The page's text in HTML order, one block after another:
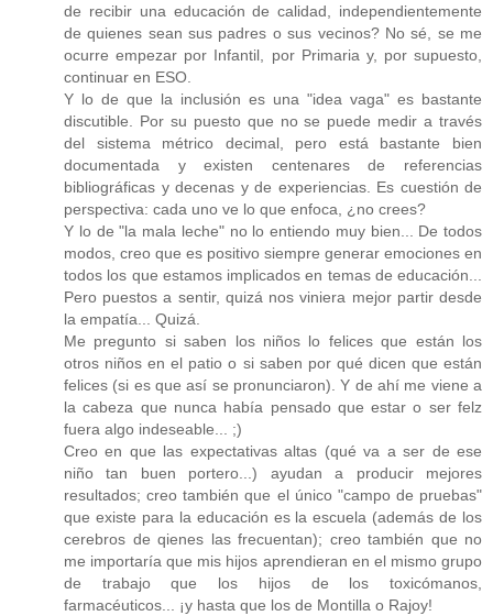
de recibir una educación de calidad, independientemente
de quienes sean sus padres o sus vecinos? No sé, se me
ocurre empezar por Infantil, por Primaria y, por supuesto,
continuar en ESO.
Y lo de que la inclusión es una "idea vaga" es bastante
discutible. Por su puesto que no se puede medir a través
del sistema métrico decimal, pero está bastante bien
documentada y existen centenares de referencias
bibliográficas y decenas y de experiencias. Es cuestión de
perspectiva: cada uno ve lo que enfoca, ¿no crees?
Y lo de "la mala leche" no lo entiendo muy bien... De todos
modos, creo que es positivo siempre generar emociones en
todos los que estamos implicados en temas de educación...
Pero puestos a sentir, quizá nos viniera mejor partir desde
la empatía... Quizá.
Me pregunto si saben los niños lo felices que están los
otros niños en el patio o si saben por qué dicen que están
felices (si es que así se pronunciaron). Y de ahí me viene a
la cabeza que nunca había pensado que estar o ser felz
fuera algo indeseable... ;)
Creo en que las expectativas altas (qué va a ser de ese
niño tan buen portero...) ayudan a producir mejores
resultados; creo también que el único "campo de pruebas"
que existe para la educación es la escuela (además de los
cerebros de qienes las frecuentan); creo también que no
me importaría que mis hijos aprendieran en el mismo grupo
de trabajo que los hijos de los toxicómanos,
farmacéuticos... ¡y hasta que los de Montilla o Rajoy!